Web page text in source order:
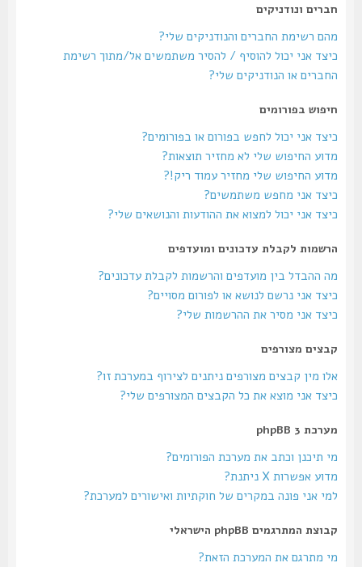
חברים ונודניקים
מהם רשימת החברים והנודניקים שלי?
כיצד אני יכול להוסיף / להסיר משתמשים אל/מתוך רשימת
החברים או הנודניקים שלי?
חיפוש בפורומים
כיצד אני יכול לחפש בפורום או בפורומים?
מדוע החיפוש שלי לא מחזיר תוצאות?
מדוע החיפוש שלי מחזיר עמוד ריק!?
כיצד אני מחפש משתמשים?
כיצד אני יכול למצוא את ההודעות והנושאים שלי?
הרשמות לקבלת עדכונים ומועדפים
מה ההבדל בין מועדפים והרשמות לקבלת עדכונים?
כיצד אני נרשם לנושא או לפורום מסויים?
כיצד אני מסיר את ההרשמות שלי?
קבצים מצורפים
אלו מין קבצים מצורפים ניתנים לצירוף במערכת זו?
כיצד אני מוצא את כל הקבצים המצורפים שלי?
מערכת phpBB 3
מי תיכנן וכתב את מערכת הפורומים?
מדוע אפשרות X ניתנת?
למי אני פונה במקרים של חוקתיות ואישורים למערכת?
קבוצת המתרגמים phpBB הישראלי
מי מתרגם את המערכת הזאת?